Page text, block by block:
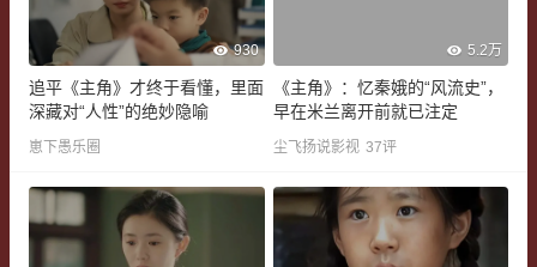
930
追平《主角》才终于看懂，里面
深藏对“人性”的绝妙隐喻
崽下愚乐圈
5.2万
《主角》：忆秦娥的“风流史”，
早在米兰离开前就已注定
尘飞扬说影视 37评